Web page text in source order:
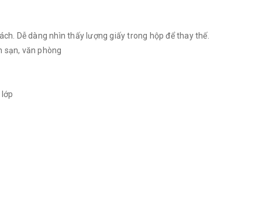
Dễ dàng nhìn thấy lượng giấy trong hộp để thay thế.
sạn, văn phòng